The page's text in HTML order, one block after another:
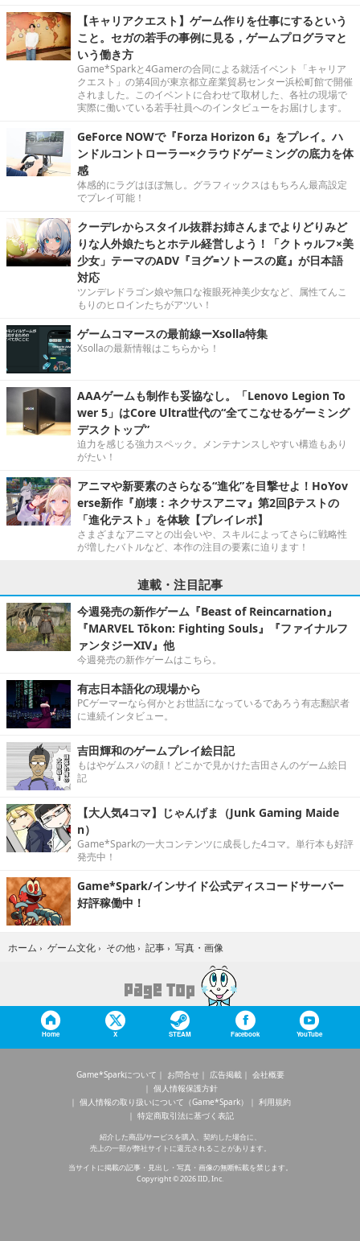
【キャリアクエスト】ゲーム作りを仕事にするという
こと。セガの若手の事例に見る，ゲームプログラマと
いう働き方
Game*Sparkと4Gamerの合同による就活イベント「キャリア
クエスト」の第4回が東京都立産業貿易センター浜松町館で開催
されました。このイベントに合わせて取材した、各社の現場で
実際に働いている若手社員へのインタビューをお届けします。
GeForce NOWで『Forza Horizon 6』をプレイ。ハ
ンドルコントローラー×クラウドゲーミングの底力を体
感
体感的にラグはほぼ無し。グラフィックスはもちろん最高設定
でプレイ可能！
クーデレからスタイル抜群お姉さんまでよりどりみど
りな人外娘たちとホテル経営しよう！「クトゥルフ×美
少女」テーマのADV『ヨグ=ソトースの庭』が日本語
対応
ツンデレドラゴン娘や無口な複眼死神美少女など、属性てんこ
もりのヒロインたちがアツい！
ゲームコマースの最前線ーXsolla特集
Xsollaの最新情報はこちらから！
AAAゲームも制作も妥協なし。「Lenovo Legion To
wer 5」はCore Ultra世代の“全てこなせるゲーミング
デスクトップ”
迫力を感じる強力スペック。メンテナンスしやすい構造もあり
がたい！
アニマや新要素のさらなる“進化”を目撃せよ！HoYov
erse新作『崩壊：ネクサスアニマ』第2回βテストの
「進化テスト」を体験【プレイレポ】
さまざまなアニマとの出会いや、スキルによってさらに戦略性
が増したバトルなど、本作の注目の要素に迫ります！
連載・注目記事
今週発売の新作ゲーム『Beast of Reincarnation』
『MARVEL Tōkon: Fighting Souls』『ファイナルフ
ァンタジーXIV』他
今週発売の新作ゲームはこちら。
有志日本語化の現場から
PCゲーマーなら何かとお世話になっているであろう有志翻訳者
に連続インタビュー。
吉田輝和のゲームプレイ絵日記
もはやゲムスパの顔！どこかで見かけた吉田さんのゲーム絵日
記
【大人気4コマ】じゃんげま（Junk Gaming Maide
n）
Game*Sparkの一大コンテンツに成長した4コマ。単行本も好評
発売中！
Game*Spark/インサイド公式ディスコードサーバー
好評稼働中！
ホーム › ゲーム文化 › その他 › 記事 › 写真・画像
Home X STEAM Facebook YouTube
Game*Sparkについて お問合せ 広告掲載
会社概要
個人情報保護方針
個人情報の取り扱いについて（Game*Spark）
利用規約
特定商取引法に基づく表記
紹介した商品/サービスを購入、契約した場合に、
売上の一部が弊社サイトに還元されることがあります。
当サイトに掲載の記事・見出し・写真・画像の無断転載を禁じます。
Copyright © 2026 IID, Inc.